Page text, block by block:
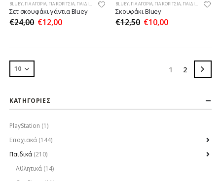
BLUEY, ΓΙΑ ΑΓΌΡΙΑ, ΓΙΑ ΚΟΡΊΤΣΙΑ, ΠΑΙΔΙΚΆ
Σετ σκουφάκι-γάντια Bluey
€24,00 €12,00
BLUEY, ΓΙΑ ΑΓΌΡΙΑ, ΓΙΑ ΚΟΡΊΤΣΙΑ, ΠΑΙΔΙΚΆ
Σκουφάκι Bluey
€12,50 €10,00
1 2
ΚΑΤΗΓΟΡΙΕΣ
PlayStation (1)
Εποχιακά (144)
Παιδικά (210)
Αθλητικά (14)